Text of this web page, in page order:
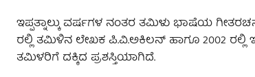
ಇಪ್ಪತ್ನಾಲ್ಕು ವರ್ಷಗಳ ನಂತರ ತಮಿಳು ಭಾಷೆಯ
ರಲ್ಲಿ ತಮಿಳಿನ ಲೇಖಕ ಪಿ.ವಿ.ಅಕಿಲನ್ ಹಾಗೂ 2002 ರಲ್ಲಿ
ತಮಿಳರಿಗೆ ದಕ್ಕಿದ ಪ್ರಶಸ್ತಿಯಾಗಿದೆ.